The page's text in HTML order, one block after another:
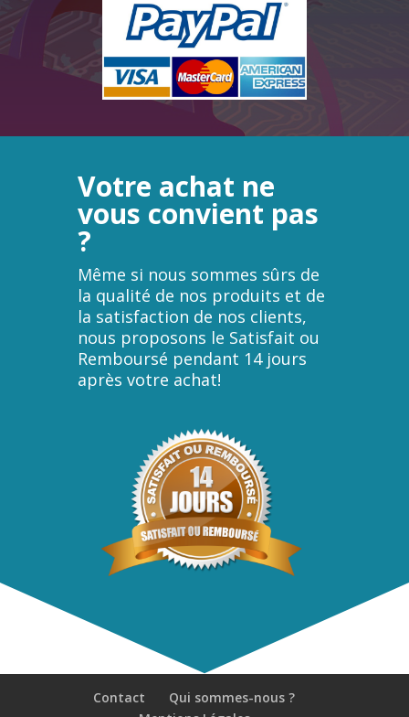
Votre achat ne
vous convient pas
?
Même si nous sommes sûrs de
la qualité de nos produits et de
la satisfaction de nos clients,
nous proposons le Satisfait ou
Remboursé pendant 14 jours
après votre achat!
Contact
Qui sommes-nous ?